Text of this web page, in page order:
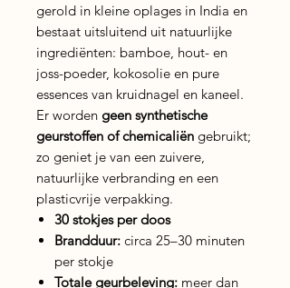
gerold in kleine oplages in India en
bestaat uitsluitend uit natuurlijke
ingrediënten: bamboe, hout- en
joss-poeder, kokosolie en pure
essences van kruidnagel en kaneel.
Er worden geen synthetische
geurstoffen of chemicaliën gebruikt;
zo geniet je van een zuivere,
natuurlijke verbranding en een
plasticvrije verpakking.
30 stokjes per doos
Brandduur: circa 25–30 minuten
per stokje
Totale geurbeleving: meer dan